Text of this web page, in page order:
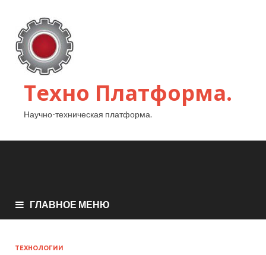
Техно Платформа.
Научно-техническая платформа.
ГЛАВНОЕ МЕНЮ
ТЕХНОЛОГИИ